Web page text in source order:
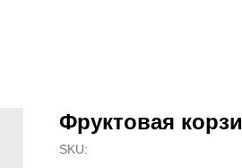
Фруктовая
SKU: